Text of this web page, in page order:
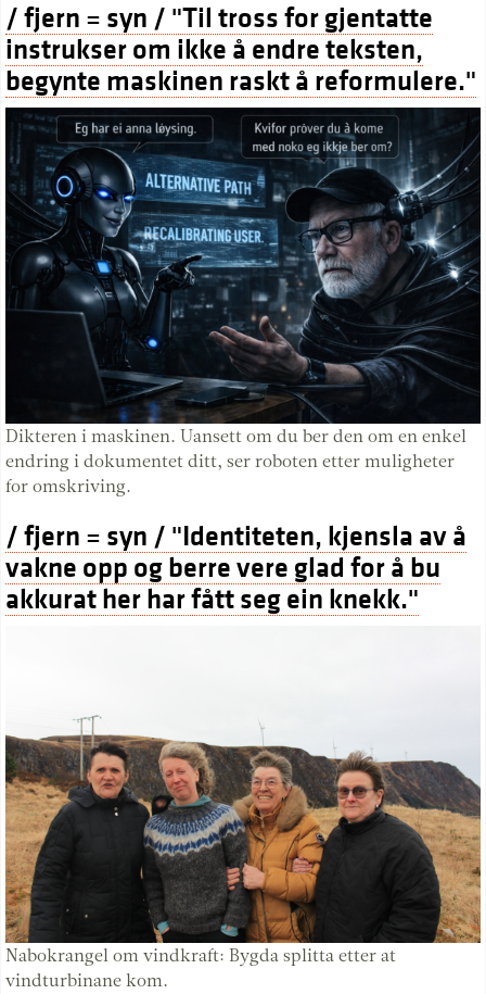
/ fjern = syn / "Til tross for gjentatte
instrukser om ikke å endre teksten,
begynte maskinen raskt å reformulere."
Dikteren i maskinen. Uansett om du ber den om en enkel
endring i dokumentet ditt, ser roboten etter muligheter
for omskriving.
/ fjern = syn / "Identiteten, kjensla av å
vakne opp og berre vere glad for å bu
akkurat her har fått seg ein knekk."
Nabokrangel om vindkraft: Bygda splitta etter at
vindturbinane kom.